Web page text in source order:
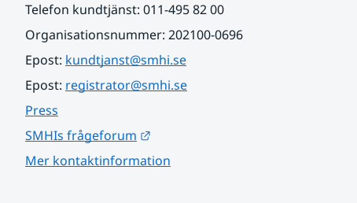
Telefon kundtjänst: 011-495 82 00
Organisationsnummer: 202100-0696
Epost: kundtjanst@smhi.se
Epost: registrator@smhi.se
Press
SMHIs frågeforum
Mer kontaktinformation